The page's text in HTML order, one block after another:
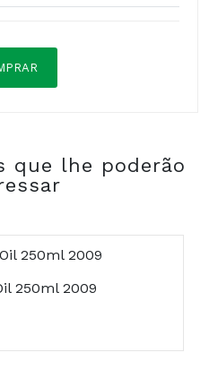
que lhe poderão
250ml 2009